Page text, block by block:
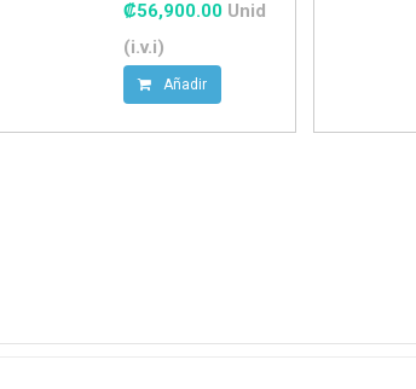
₡56,900.00 Unid
(i.v.i)
Añadir